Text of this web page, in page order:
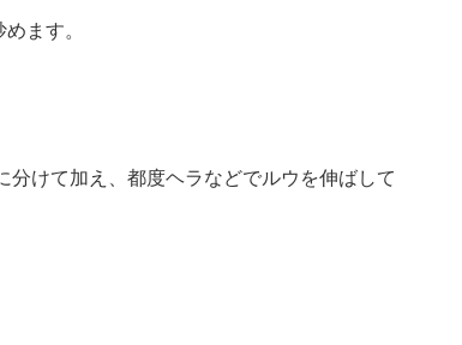
ます。
けて加え、都度ヘラなどでルウを伸ばして